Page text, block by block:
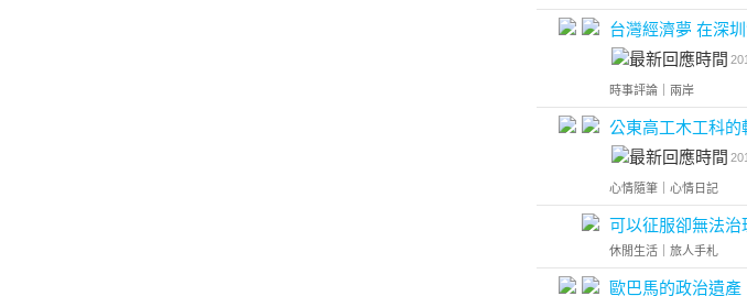
台灣經濟夢 在深
時事評論 兩岸
公東高工木工科的
心情隨筆 心情日記
可以征服卻無法
休閒生活 旅人手札
歐巴馬的政治遺產